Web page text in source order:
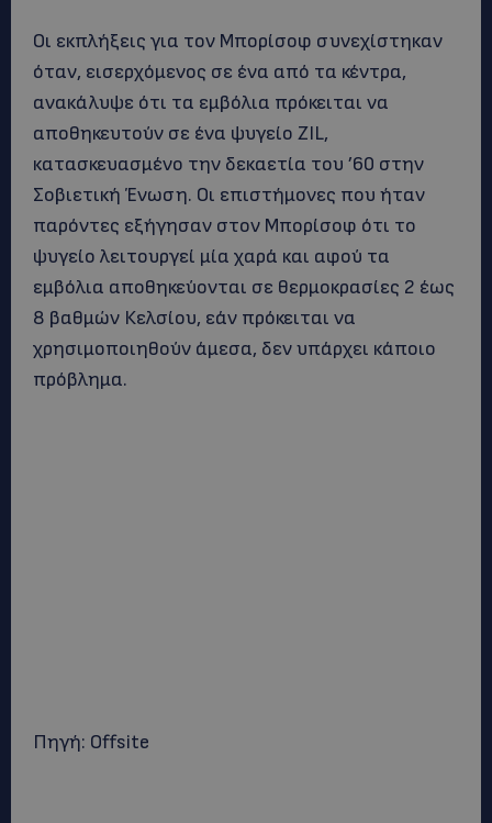
Οι εκπλήξεις για τον Μπορίσοφ συνεχίστηκαν
όταν, εισερχόμενος σε ένα από τα κέντρα,
ανακάλυψε ότι τα εμβόλια πρόκειται να
αποθηκευτούν σε ένα ψυγείο ZIL,
κατασκευασμένο την δεκαετία του ’60 στην
Σοβιετική Ένωση. Οι επιστήμονες που ήταν
παρόντες εξήγησαν στον Μπορίσοφ ότι το
ψυγείο λειτουργεί μία χαρά και αφού τα
εμβόλια αποθηκεύονται σε θερμοκρασίες 2 έως
8 βαθμών Κελσίου, εάν πρόκειται να
χρησιμοποιηθούν άμεσα, δεν υπάρχει κάποιο
πρόβλημα.
Πηγή: Οffsite